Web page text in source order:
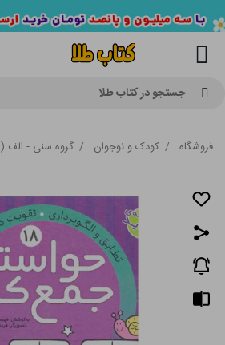
جستجو در کتاب طلا
فروشگاه / کودک و نوجوان / گروه سنی - الف ( 0 تا 6 سال )